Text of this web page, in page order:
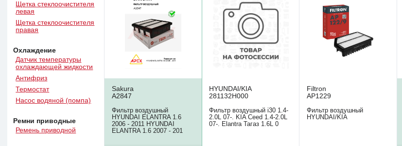
Щетка стеклоочистителя
левая
Щетка стеклоочистителя
правая
Охлаждение
Датчик температуры
охлаждающей жидкости
Антифриз
Термостат
Насос водяной (помпа)
Ремни приводные
Ремень приводной
Sakura
A2847
Фильтр воздушный
HYUNDAI ELANTRA 1.6
2006 - 2011 HYUNDAI
ELANTRA 1.6 2007 - 201
HYUNDAI/KIA
281132H000
Фильтр воздушный i30 1.4-
2.0L 07-. KIA Ceed 1.4-2.0L
07-. Elantra Тагaз 1.6L 0
Filtron
AP1229
Фильтр воздушный
HYUNDAI/KIA